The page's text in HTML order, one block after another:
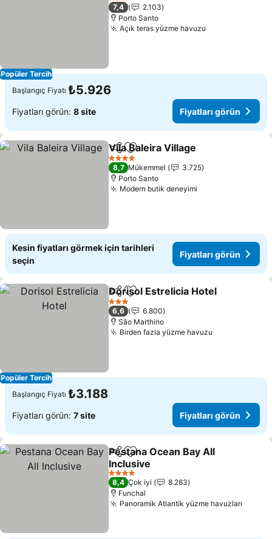
Popüler Tercih
3 Yıldız
7,4
2.103
Porto Santo
Açık teras yüzme havuzu
Başlangıç Fiyatı ₺5.926
Fiyatları görün: 8 site Fiyatları görün
PaylaşFavorilerime ekle
Vila Baleira Village
4 Yıldız
8,7 Mükemmel
3.725
Porto Santo
Modern butik deneyimi
Kesin fiyatları görmek için tarihleri
seçin
Fiyatları görün
Popüler Tercih
PaylaşFavorilerime ekle
Dorisol Estrelicia Hotel
3 Yıldız
6,6
6.800
Sâo Marthino
Birden fazla yüzme havuzu
Başlangıç Fiyatı ₺3.188
Fiyatları görün: 7 site Fiyatları görün
PaylaşFavorilerime ekle
Pestana Ocean Bay All
Inclusive
Fiyatları görün
4 Yıldız
8,4 Çok iyi
8.283
Funchal
Panoramik Atlantik yüzme havuzları